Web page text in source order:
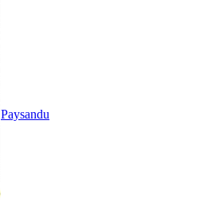
Paysandu